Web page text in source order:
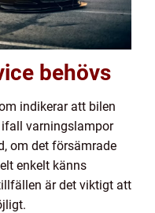
behövs
indikerar att bilen
ifall varningslampor
om det försämrade
enkelt känns
är det viktigt att